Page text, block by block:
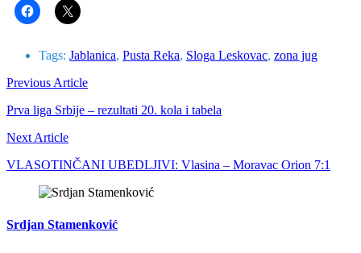
Tags: Jablanica, Pusta Reka, Sloga Leskovac, zona jug
Previous Article
Prva liga Srbije – rezultati 20. kola i tabela
Next Article
VLASOTINČANI UBEDLJIVI: Vlasina – Moravac Orion 7:1
Srdjan Stamenković